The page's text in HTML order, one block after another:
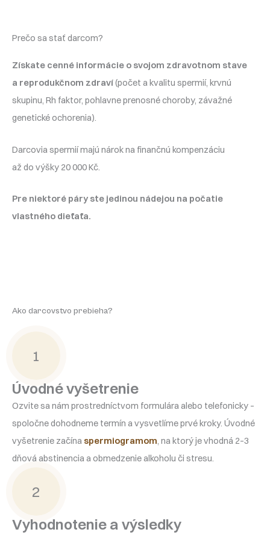
Prečo sa stať darcom?
Získate cenné informácie o svojom zdravotnom stave
a reprodukčnom zdraví(počet a kvalitu spermií, krvnú
skupinu, Rh faktor, pohlavne prenosné choroby, závažné
genetické ochorenia).
Darcovia spermií majú nárok na finančnú kompenzáciu
až do výšky 20 000 Kč.
Pre niektoré páry ste jedinou nádejou na počatie
vlastného dieťaťa.
Ako darcovstvo prebieha?
1
Úvodné vyšetrenie
Ozvite sa nám prostredníctvom formulára alebo telefonicky –
spoločne dohodneme termín a vysvetlíme prvé kroky. Úvodné
vyšetrenie začína spermiogramom, na ktorý je vhodná 2–3
dňová abstinencia a obmedzenie alkoholu či stresu.
2
Vyhodnotenie a výsledky